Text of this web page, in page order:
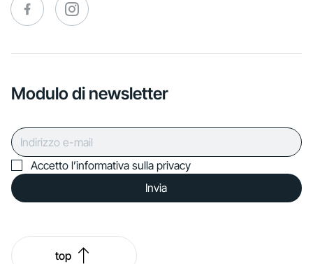
Modulo di newsletter
Accetto l’informativa sulla privacy
Invia
top